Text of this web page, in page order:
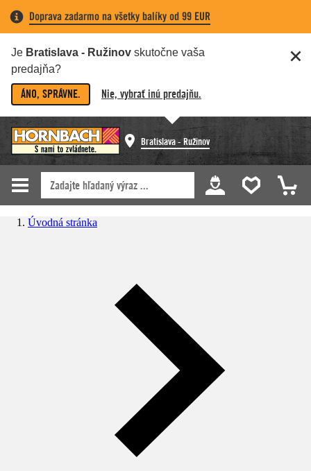
Doprava zadarmo na všetky balíky od 99 EUR
Je Bratislava - Ružinov skutočne vaša
predajňa?
ÁNO, SPRÁVNE. Nie, vybrať inú predajňu.
Bratislava - Ružinov
Úvodná stránka